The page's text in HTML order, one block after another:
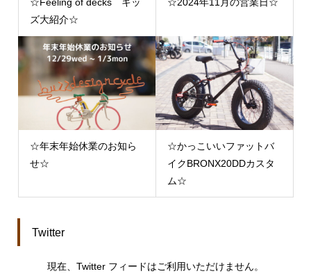
ズ大紹介☆
☆年末年始休業のお知ら
せ☆
☆かっこいいファットバ
イクBRONX20DDカスタ
ム☆
Twitter
現在、Twitter フィードはご利用いただけません。